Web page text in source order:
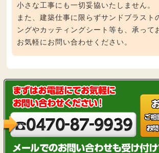
小さな工事にも一切妥協いたしません。
また、建築仕事に限らずサンドブラスト
ングやカッティングシート等も、承って
お気軽にお問い合わせください。